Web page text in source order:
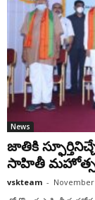
News
జాతికి
సాహితీ
vskteam - November